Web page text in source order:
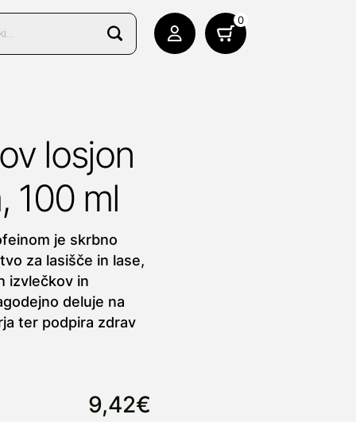
0
losjon
100 ml
je skrbno
za lasišče in lase,
izvlečkov in
deluje na
ter podpira zdrav
9,42€